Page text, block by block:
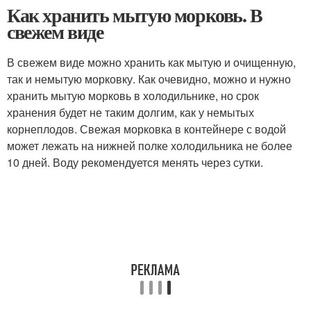
Как хранить мытую морковь. В
свежем виде
В свежем виде можно хранить как мытую и очищенную,
так и немытую морковку. Как очевидно, можно и нужно
хранить мытую морковь в холодильнике, но срок
хранения будет не таким долгим, как у немытых
корнеплодов. Свежая морковка в контейнере с водой
может лежать на нижней полке холодильника не более
10 дней. Воду рекомендуется менять через сутки.